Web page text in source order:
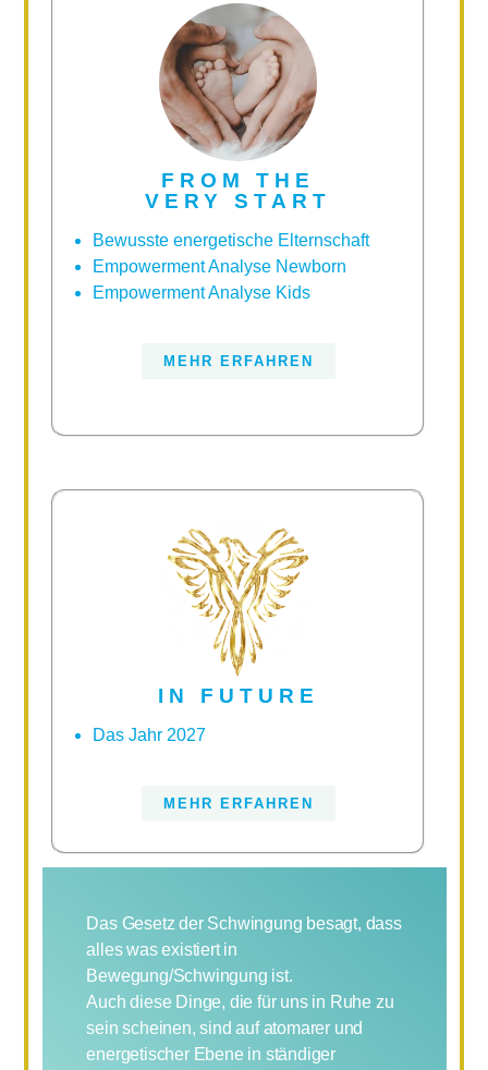
FROM THE
VERY START
Bewusste energetische Elternschaft
Empowerment Analyse Newborn
Empowerment Analyse Kids
MEHR ERFAHREN
IN FUTURE
Das Jahr 2027
MEHR ERFAHREN
Das Gesetz der Schwingung besagt, dass
alles was existiert in
Bewegung/Schwingung ist.
Auch diese Dinge, die für uns in Ruhe zu
sein scheinen, sind auf atomarer und
energetischer Ebene in ständiger